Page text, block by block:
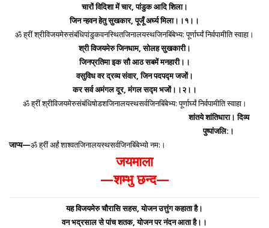
चारों विदिशा में चार, पांडुक आदि शिला।
जिन न्हवन हेतु सुखकार, पूजूँ अर्घ्य मिला।।१।।
ॐ ह्रीं श्रीविजयमेरुसंबंधिपांडुकवनस्थितजिनालयस्थजिनबिंबेभ्य: पूर्णार्घ्यं निर्वपामीति स्वाहा।
श्री विजयमेरु जिनधाम, सोलह सुखकारी।
जिनप्रतिमा इक सौ आठ सबमें मनहारी।।
वसुविध वर द्रव्य संवार, जिन पदपद्म जजों।
कर सर्व अमंगल दूर, मंगल सद्म भजों।।२।।
ॐ ह्रीं श्रीविजयमेरुसंबंधिषोडशजिनालयस्थसर्वजिनबिंबेभ्य: पूर्णार्घ्यं निर्वपामीति स्वाहा।
शांतये शांतिधारा। दिव्य
पुष्पांजलि:।
जाप्य—ॐ ह्रीं अर्हं शाश्वतजिनालयस्थसर्वजिनबिंबेभ्यो नम:।
जयमाला
—शम्भु छन्द—
यह विजयमेरु चौरासि सहस, योजन उत्तुंग कहाता है।
वन भद्रसाल से पांच शतक, योजन पर नंदन आता है।।